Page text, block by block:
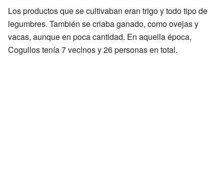
Los productos que se cultivaban eran trigo y todo tipo de
legumbres. También se criaba ganado, como ovejas y
vacas, aunque en poca cantidad. En aquella época,
Cogullos tenía 7 vecinos y 26 personas en total.